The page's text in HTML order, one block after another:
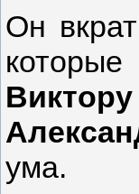
Он
ума.